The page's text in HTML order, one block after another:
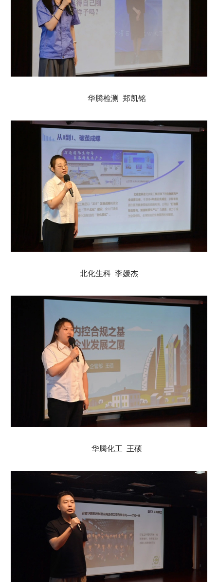
华腾检测 郑凯铭
北化生科 李嫒杰
华腾化工 王硕